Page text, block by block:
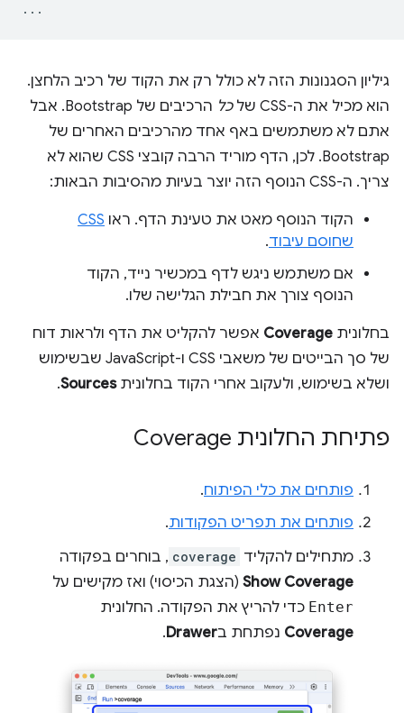
גיליון הסגנונות הזה לא כולל רק את הקוד של רכיב הלחצן.
הוא מכיל את ה-CSS של
כל
הרכיבים של Bootstrap. אבל
אתם לא משתמשים באף אחד מהרכיבים האחרים של
Bootstrap. לכן, הדף מוריד הרבה קובצי CSS שהוא לא
צריך. ה-CSS הנוסף הזה יוצר בעיות מהסיבות הבאות:
הקוד הנוסף מאט את טעינת הדף. ראו CSS
שחוסם עיבוד.
אם משתמש ניגש לדף במכשיר נייד, הקוד
הנוסף צורך את חבילת הגלישה שלו.
בחלונית Coverage אפשר להקליט את הדף ולראות דוח
של סך הבייטים של משאבי CSS ו-JavaScript שבשימוש
ושלא בשימוש, ולעקוב אחרי הקוד בחלוניתSources
.
פתיחת החלונית Coverage
פותחים את כלי הפיתוח.
פותחים את תפריט הפקודות.
מתחילים להקליד coverage , בוחרים בפקודה
Show Coverage (הצגת הכיסוי) ואז מקישים על
Enter כדי להריץ את הפקודה. החלונית
Coverage נפתחת בDrawer
.